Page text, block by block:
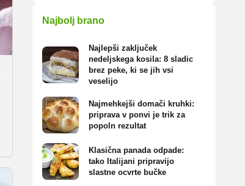
Najbolj brano
Najlepši zaključek
nedeljskega kosila: 8 sladic
brez peke, ki se jih vsi
veselijo
Najmehkejši domači kruhki:
priprava v ponvi je trik za
popoln rezultat
Klasična panada odpade:
tako Italijani pripravijo
slastne ocvrte bučke